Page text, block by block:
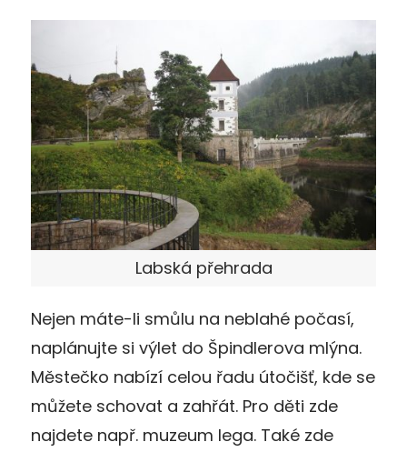
Labská přehrada
Nejen máte-li smůlu na neblahé počasí,
naplánujte si výlet do Špindlerova mlýna.
Městečko nabízí celou řadu útočišť, kde se
můžete schovat a zahřát. Pro děti zde
najdete např. muzeum lega. Také zde